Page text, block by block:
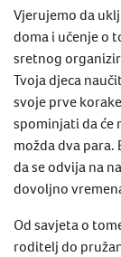
Vjerujemo da
doma i učenje o
sretnog
Tvoja djeca
svoje prve
spominjati da
možda dva
da se odvija na
dovoljno
Od savjeta o
roditelj do